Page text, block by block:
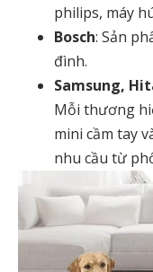
philips, máy
Bosch: Sản
đình.
Samsung,
Mỗi thương
mini cầm tay
nhu cầu từ